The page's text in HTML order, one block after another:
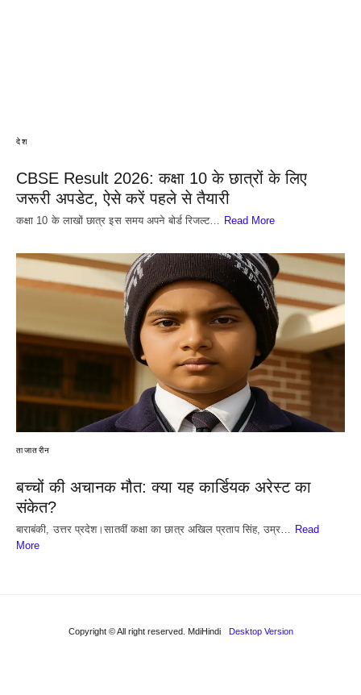
देश
CBSE Result 2026: कक्षा 10 के छात्रों के लिए
जरूरी अपडेट, ऐसे करें पहले से तैयारी
कक्षा 10 के लाखों छात्र इस समय अपने बोर्ड रिजल्ट… Read More
ताजातरीन
बच्चों की अचानक मौत: क्या यह कार्डियक अरेस्ट का
संकेत?
बाराबंकी, उत्तर प्रदेश।सातवीं कक्षा का छात्र अखिल प्रताप सिंह, उम्र…
Read
More
Copyright © All right reserved. MdiHindi Desktop Version